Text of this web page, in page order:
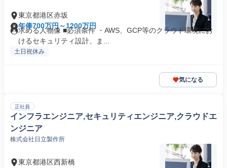
東京都港区赤坂
年俸700万円～1200万円
求める人物像 ■必須条件 ・AWS、GCP等のクラウド環境にお
けるセキュリティ設計、ま...
土日祝休み
気になる
正社員
インフラエンジニア,セキュリティエンジニア,クラウドエ
ンジニア
株式会社日立製作所
東京都港区西新橋